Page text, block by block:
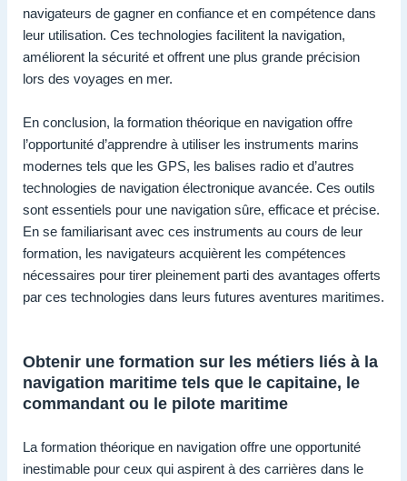
navigateurs de gagner en confiance et en compétence dans
leur utilisation. Ces technologies facilitent la navigation,
améliorent la sécurité et offrent une plus grande précision
lors des voyages en mer.
En conclusion, la formation théorique en navigation offre
l’opportunité d’apprendre à utiliser les instruments marins
modernes tels que les GPS, les balises radio et d’autres
technologies de navigation électronique avancée. Ces outils
sont essentiels pour une navigation sûre, efficace et précise.
En se familiarisant avec ces instruments au cours de leur
formation, les navigateurs acquièrent les compétences
nécessaires pour tirer pleinement parti des avantages offerts
par ces technologies dans leurs futures aventures maritimes.
Obtenir une formation sur les métiers liés à la
navigation maritime tels que le capitaine, le
commandant ou le pilote maritime
La formation théorique en navigation offre une opportunité
inestimable pour ceux qui aspirent à des carrières dans le